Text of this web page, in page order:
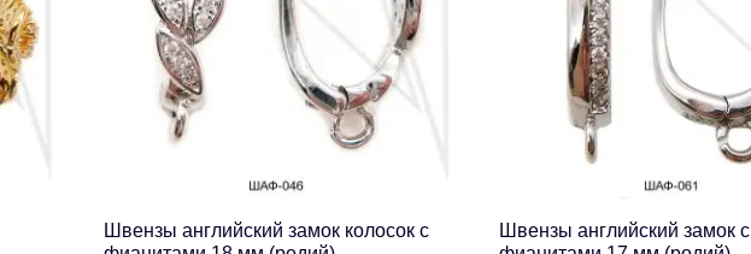
Швензы английский замок колосок с
Швензы английский замок с